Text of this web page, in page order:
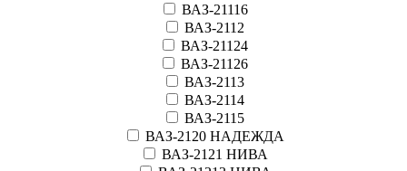
ВАЗ-21116
ВАЗ-2112
ВАЗ-21124
ВАЗ-21126
ВАЗ-2113
ВАЗ-2114
ВАЗ-2115
ВАЗ-2120 НАДЕЖДА
ВАЗ-2121 НИВА